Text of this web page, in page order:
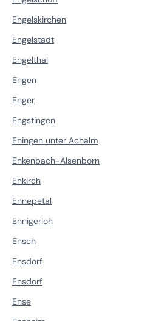
Engelskirchen
Engelstadt
Engelthal
Engen
Enger
Engstingen
Eningen unter Achalm
Enkenbach-Alsenborn
Enkirch
Ennepetal
Ennigerloh
Ensch
Ensdorf
Ensdorf
Ense